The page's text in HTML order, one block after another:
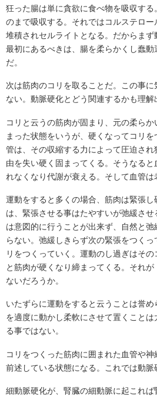
狂った腸は単に貪欲に食べ物を吸収する
のまで吸収する。それではコルステロー
堆積されセルライトとなる。だからま
最初にあるべきは、腸を柔らかくし蠢
だ。
次は筋肉のコリを取ることだ。この事
ない。動脈硬化とどう関連するかも理解
コリと云うの筋肉が固まり、元の柔ら
まった状態をいうが、硬くなってコリ
管は、その収縮する力によって圧迫され
由を失い硬く固まってくる。そうなる
れなくなり代謝が衰える。そして血管は
運動をすると多くの場合、筋肉は緊張
は、緊張させる事はたやすいが弛緩さ
は意図的に行うことが出来ず、自然と
らない。弛緩しきらず次の緊張をつく
リをつくっていく。運動のし過ぎはそ
と筋肉が硬くなり締まってくる。それ
ないだろうか。
いたずらに運動をすると云うことは誉
を適度に動かし柔軟にさせて置くこと
る事ではない。
コリをつくった筋肉に囲まれた血管や
前述している状態になる。これでは動脈
細動脈硬化が、腎臓の細動脈に起これ